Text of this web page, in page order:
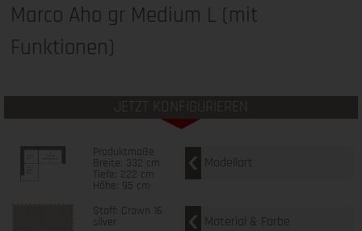
Marco Aho gr Medium L (mit
Funktionen)
JETZT KONFIGURIEREN
Produktmaße
Breite: 332 cm
Tiefe: 222 cm
Höhe: 95 cm
Modellart
Stoff: Crown 16
silver Material & Farbe